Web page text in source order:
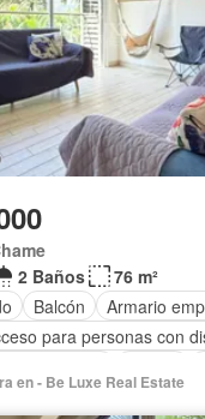
2 Baños
76 m²
Balcón Armario
para personas con
panorámica Seguridad
en - Be Luxe Real Estate